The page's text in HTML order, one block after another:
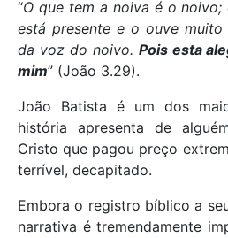
“O que tem a noiva é o
está presente e o ouve
da voz do noivo. Pois esta
mim” (João 3.29).
João Batista é um dos
história apresenta de
Cristo que pagou preço
terrível, decapitado.
Embora o registro bíblico a
narrativa é tremendamente